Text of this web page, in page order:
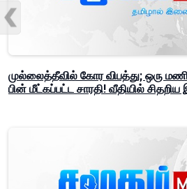
முல்லைத்தீவில் கோர விபத்து; ஒரு
பின் மீட்கப்பட்ட சாரதி! வீதியில்